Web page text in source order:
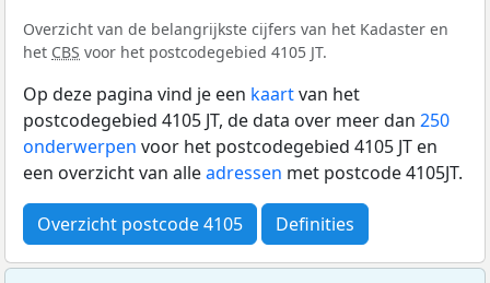
Overzicht van de belangrijkste cijfers van het Kadaster en
het CBS voor het postcodegebied 4105 JT.
Op deze pagina vind je een kaartvan het
postcodegebied 4105 JT, de data over meer dan 250
onderwerpen voor het postcodegebied 4105 JT en
een overzicht van alleadressen met postcode 4105JT.
Overzicht postcode 4105 Definities